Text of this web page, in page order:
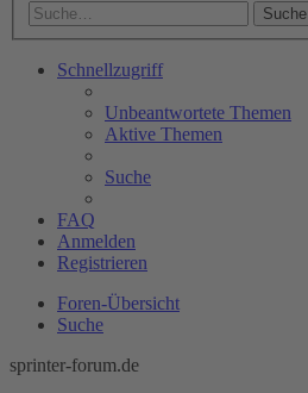
Suche
Schnellzugriff
Unbeantwortete Themen
Aktive Themen
Suche
FAQ
Anmelden
Registrieren
Foren-Übersicht
Suche
sprinter-forum.de